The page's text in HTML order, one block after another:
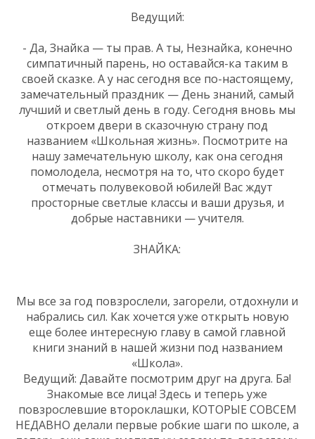
Ведущий:
- Да, Знайка — ты прав. А ты, Незнайка, конечно
симпатичный парень, но оставайся-ка таким в
своей сказке. А у нас сегодня все по-настоящему,
замечательный праздник — День знаний, самый
лучший и светлый день в году. Сегодня вновь мы
откроем двери в сказочную страну под
названием «Школьная жизнь». Посмотрите на
нашу замечательную школу, как она сегодня
помолодела, несмотря на то, что скоро будет
отмечать полувековой юбилей! Вас ждут
просторные светлые классы и ваши друзья, и
добрые наставники — учителя.
ЗНАЙКА:
Мы все за год повзрослели, загорели, отдохнули и
набрались сил. Как хочется уже открыть новую
еще более интересную главу в самой главной
книги знаний в нашей жизни под названием
«Школа».
Ведущий: Давайте посмотрим друг на друга. Ба!
Знакомые все лица! Здесь и теперь уже
повзрослевшие второклашки, КОТОРЫЕ СОВСЕМ
НЕДАВНО делали первые робкие шаги по школе, а